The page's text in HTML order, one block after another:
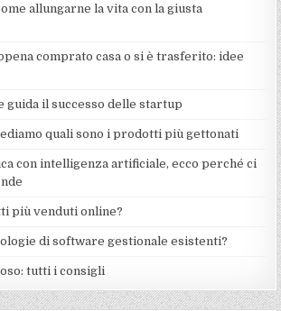
allungarne la vita con la giusta
comprato casa o si è trasferito: idee
guida il successo delle startup
quali sono i prodotti più gettonati
con intelligenza artificiale, ecco perché ci
più venduti online?
di software gestionale esistenti?
tutti i consigli